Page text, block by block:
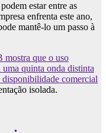
estar entre as
enfrenta este ano,
mantê-lo um passo à
que o uso
uma quinta onda distinta
disponibilidade comercial
isolada.